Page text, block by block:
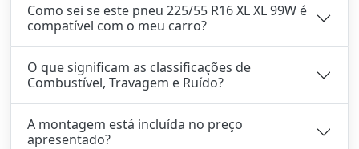
Como sei se este pneu 225/55 R16 XL XL 99W é
compatível com o meu carro?
O que significam as classificações de
Combustível, Travagem e Ruído?
A montagem está incluída no preço
apresentado?